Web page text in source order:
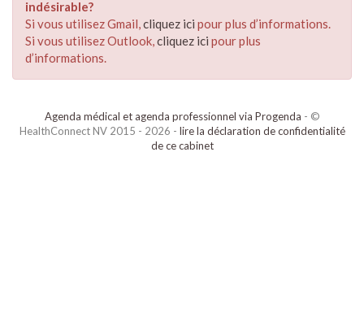
indésirable?
Si vous utilisez Gmail,cliquez ici pour plus d’informations.
Si vous utilisez Outlook,cliquez ici pour plus
d’informations.
Agenda médical et agenda professionnel via Progenda - ©
HealthConnect NV 2015 - 2026 - lire la déclaration de confidentialité
de ce cabinet